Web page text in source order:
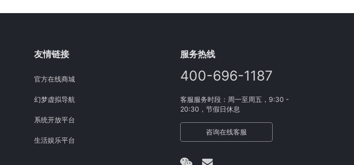
友情链接
官方在线商城
幻梦虚拟导航
系统开放平台
生活娱乐平台
服务热线
400-696-1187
客服服务时段：周一至周五，9:30 -
20:30，节假日休息
咨询在线客服